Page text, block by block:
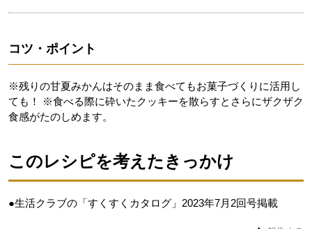
コツ・ポイント
※残りの甘夏みかんはそのまま食べてもお菓子づくりに活用し
ても！ ※食べる際に砕いたクッキーを散らすとさらにザクザク
食感がたのしめます。
このレシピを考えたきっかけ
●生活クラブの「すくすくカタログ」2023年7月2回号掲載